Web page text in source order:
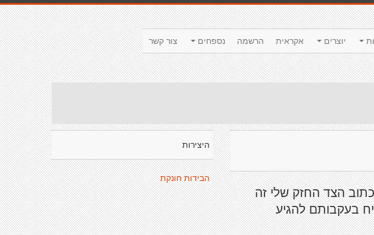
צור קשר נספחים הרשמה אקראית יוצרים
היצירות
הבידות חונקת
הצד החזק שלי זה
בעקבותם להגיע